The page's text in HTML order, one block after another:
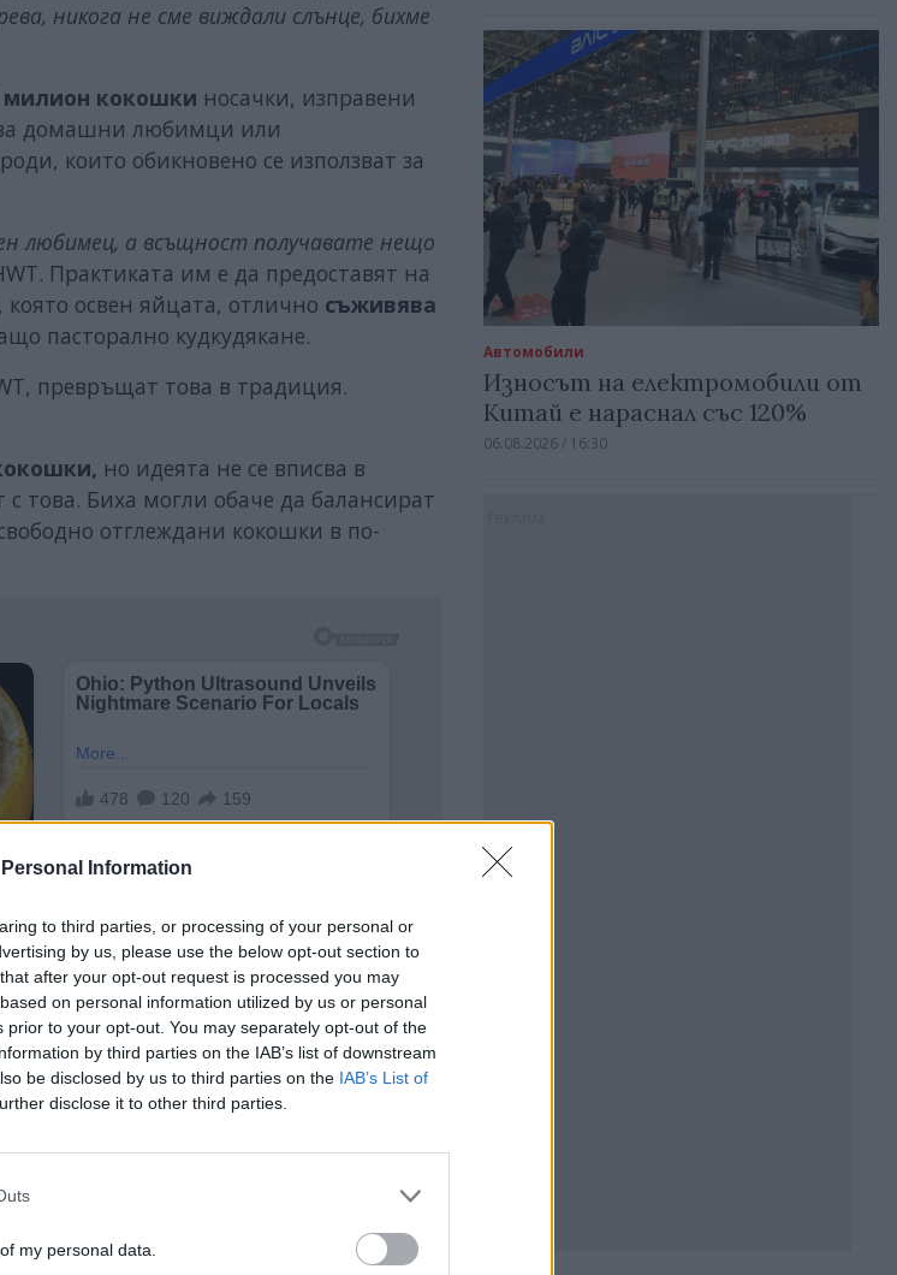
Information
to third parties, or processing of your personal or
by us, please use the below opt-out section to
after your opt-out request is processed you may
on personal information utilized by us or personal
to your opt-out. You may separately opt-out of the
by third parties on the IAB’s list of downstream
be disclosed by us to third parties on the IAB’s List of
disclose it to other third parties.
my personal data.
никога не сме виждали слънце, бихме
милион кокошки носачки, изправени
за домашни любимци или
които обикновено се използват за
любимец, а всъщност получавате нещо
Практиката им е да предоставят на
освен яйцата, отлично съживява
пасторално кудкудякане.
превръщат това в традиция.
но идеята не се вписва в
с това. Биха могли обаче да балансират
отглеждани кокошки в по-
и Южна Франция, където повече от
Автомобили
Износът на електромобили от
Китай е нараснал със 120%
06.08.2026 / 16:30